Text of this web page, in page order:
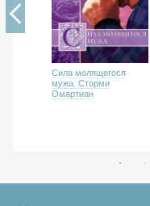
Сила молящегося
мужа. Сторми
Омартиан